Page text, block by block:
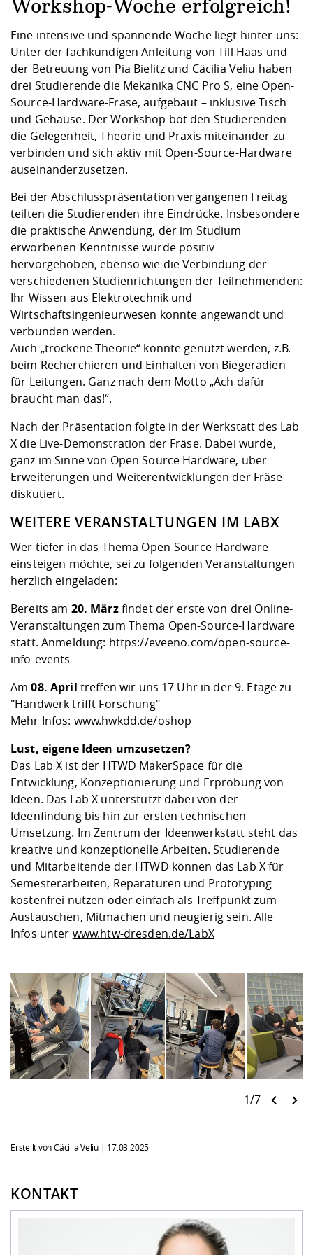
Vorbereitung
Checkliste zum
Studien- und
und Physik
Digitales Lernen
Fremdsprachen
Jobs, Praktika,
Studieren in
Lebenslagen
Studentenwerk
Angebote der
Career Service
Lehren,
Weiterbilden im
Formulare und
Internationale
Formulare und
FIS -
Prototyping und
Gründung und
Kooperationen
Kontakt &
Klimaschutz &
Förderverein
Gremien und
Informatik/
Landbau/
Maschinenbau
Angebote für Unternehmen
Kontakt und Anfahrt
Qualitätssicherung
Workshop-Woche erfolgreich!
Eine intensive und spannende Woche liegt hinter uns:
Unter der fachkundigen Anleitung von Till Haas und
der Betreuung von Pia Bielitz und Cäcilia Veliu haben
drei Studierende die Mekanika CNC Pro S, eine Open-
Source-Hardware-Fräse, aufgebaut – inklusive Tisch
und Gehäuse. Der Workshop bot den Studierenden
die Gelegenheit, Theorie und Praxis miteinander zu
verbinden und sich aktiv mit Open-Source-Hardware
auseinanderzusetzen.
Bei der Abschlusspräsentation vergangenen Freitag
teilten die Studierenden ihre Eindrücke. Insbesondere
die praktische Anwendung, der im Studium
erworbenen Kenntnisse wurde positiv
hervorgehoben, ebenso wie die Verbindung der
verschiedenen Studienrichtungen der Teilnehmenden:
Ihr Wissen aus Elektrotechnik und
Wirtschaftsingenieurwesen konnte angewandt und
verbunden werden.
Auch „trockene Theorie“ konnte genutzt werden, z.B.
beim Recherchieren und Einhalten von Biegeradien
für Leitungen. Ganz nach dem Motto „Ach dafür
braucht man das!“.
Nach der Präsentation folgte in der Werkstatt des Lab
X die Live-Demonstration der Fräse. Dabei wurde,
ganz im Sinne von Open Source Hardware, über
Erweiterungen und Weiterentwicklungen der Fräse
diskutiert.
WEITERE VERANSTALTUNGEN IM LABX
Wer tiefer in das Thema Open-Source-Hardware
einsteigen möchte, sei zu folgenden Veranstaltungen
herzlich eingeladen:
Bereits am 20. Märzfindet der erste von drei Online-
Veranstaltungen zum Thema Open-Source-Hardware
statt. Anmeldung: https://eveeno.com/open-source-
info-events
Am08. April treffen wir uns 17 Uhr in der 9. Etage zu
"Handwerk trifft Forschung"
Mehr Infos: www.hwkdd.de/oshop
Lust, eigene Ideen umzusetzen?
Das Lab X ist der HTWD MakerSpace für die
Entwicklung, Konzeptionierung und Erprobung von
Ideen. Das Lab X unterstützt dabei von der
Ideenfindung bis hin zur ersten technischen
Umsetzung. Im Zentrum der Ideenwerkstatt steht das
kreative und konzeptionelle Arbeiten. Studierende
und Mitarbeitende der HTWD können das Lab X für
Semesterarbeiten, Reparaturen und Prototyping
kostenfrei nutzen oder einfach als Treffpunkt zum
Austauschen, Mitmachen und neugierig sein. Alle
Infos unter www.htw-dresden.de/LabX
1/7
Erstellt von Cäcilia Veliu | 17.03.2025
KONTAKT